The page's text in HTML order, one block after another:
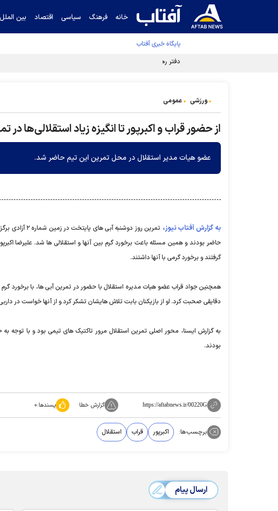
خانه فرهنگ سیاسی اقتصاد بین الملل
پایگاه خبری آفتاب
دفتر رهبر انقلاب ادعای خرازی درباره پزشکیان را تکذیب کرد
ورزشی عمومی
از حضور قراب و اکبرپور تا انگیزه زیاد استقلالی‌ها در
عضو هیات مدیر استقلال در محل تمرین این تیم حاضر شد.
به گزارش آفتاب نیوز،
تمرین روز
حاضر بودند و همین مسئله باعث برخورد گرم بین آنها و استقلالی ها شد. علیرضا
گرفتند و برخورد گرمی با آنها داشتند.
همچنین جواد قراب عضو هیات مدیره استقلال با حضور در تمرین آبی ها، با برخورد
دقایقی صحبت کرد. او از بازیکنان بابت تلاش هایشان تشکر کرد و از آنها خواست در
به گزارش ایسنا، محور اصلی تمرین استقلال مرور تاکتیک های تیمی بود و با توجه به
بودند.
https://aftabnews.ir/00220G گزارش خطا پسندها:۰
برچسب‌ها: اکبرپور قراب استقلال
ارسال پیام